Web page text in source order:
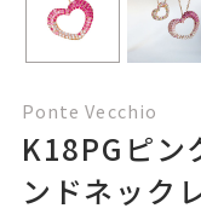
Ponte Vecchio
K18PGピン
ンドネック